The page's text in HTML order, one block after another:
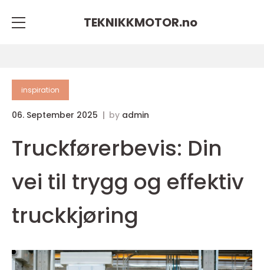
TEKNIKKMOTOR.no
inspiration
06. September 2025 by admin
Truckførerbevis: Din
vei til trygg og effektiv
truckkjøring